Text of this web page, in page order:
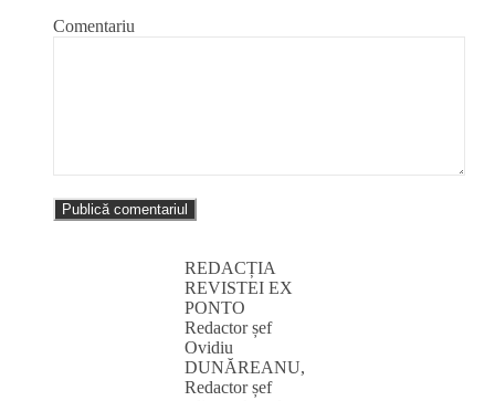
Comentariu
REDACȚIA
REVISTEI EX
PONTO
Redactor șef
Ovidiu
DUNĂREANU,
Redactor șef